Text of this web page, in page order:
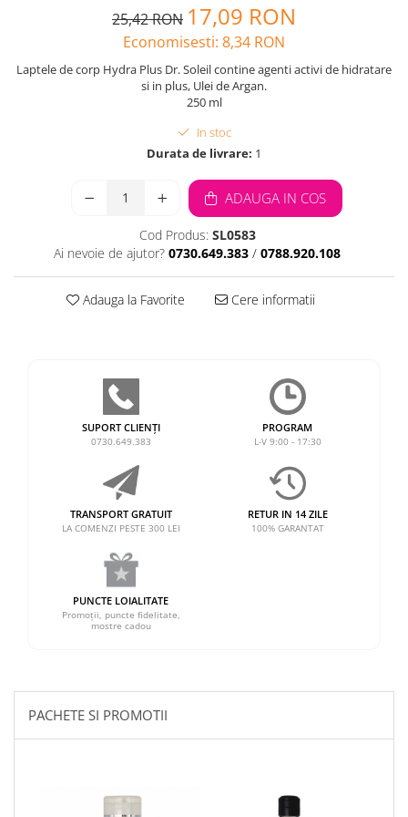
25,42 RON 17,09 RON
Economisesti: 8,34 RON
Laptele de corp Hydra Plus Dr. Soleil contine agenti activi de hidratare
si in plus, Ulei de Argan.
250 ml
In stoc
Durata de livrare: 1
ADAUGA IN COS
Cod Produs: SL0583
Ai nevoie de ajutor? 0730.649.383 / 0788.920.108
Adauga la Favorite Cere informatii
SUPORT CLIENȚI
0730.649.383
PROGRAM
L-V 9:00 - 17:30
TRANSPORT GRATUIT
LA COMENZI PESTE 300 LEI
RETUR IN 14 ZILE
100% GARANTAT
PUNCTE LOIALITATE
Promoții, puncte fidelitate,
mostre cadou
PACHETE SI PROMOTII